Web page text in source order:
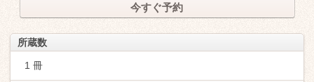
今すぐ予約
所蔵数
1 冊